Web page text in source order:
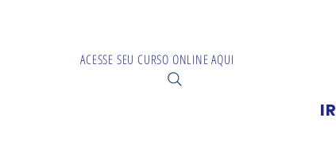
ACESSE SEU CURSO ONLINE AQUI
IR